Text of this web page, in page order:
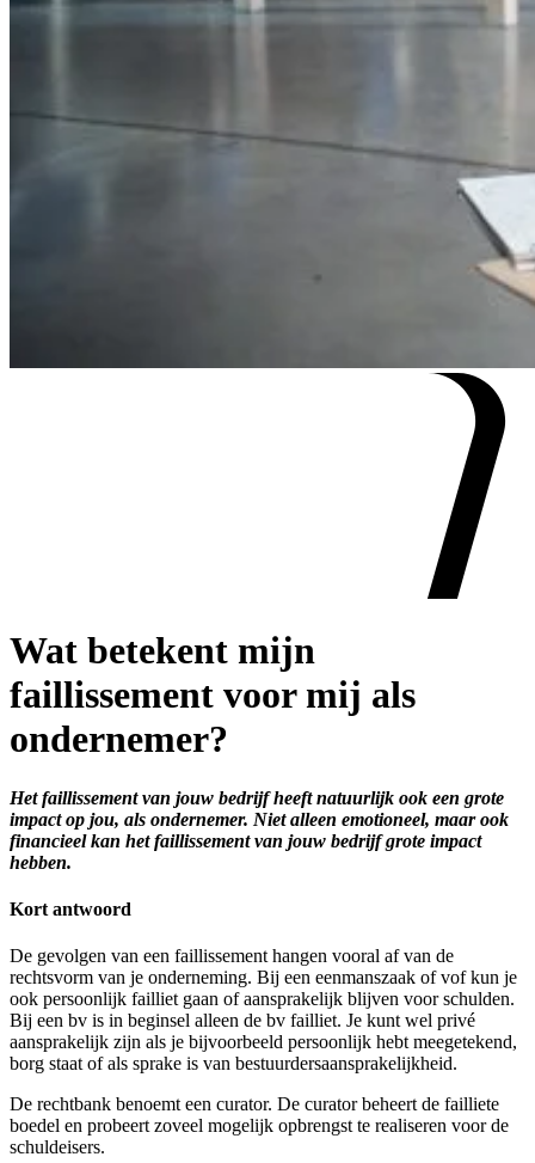
Wat betekent mijn
faillissement voor mij als
ondernemer?
Het faillissement van jouw bedrijf heeft natuurlijk ook een grote
impact op jou, als ondernemer. Niet alleen emotioneel, maar ook
financieel kan het faillissement van jouw bedrijf grote impact
hebben.
Kort antwoord
De gevolgen van een faillissement hangen vooral af van de
rechtsvorm van je onderneming. Bij een eenmanszaak of vof kun je
ook persoonlijk failliet gaan of aansprakelijk blijven voor schulden.
Bij een bv is in beginsel alleen de bv failliet. Je kunt wel privé
aansprakelijk zijn als je bijvoorbeeld persoonlijk hebt meegetekend,
borg staat of als sprake is van bestuurdersaansprakelijkheid.
De rechtbank benoemt een curator. De curator beheert de failliete
boedel en probeert zoveel mogelijk opbrengst te realiseren voor de
schuldeisers.